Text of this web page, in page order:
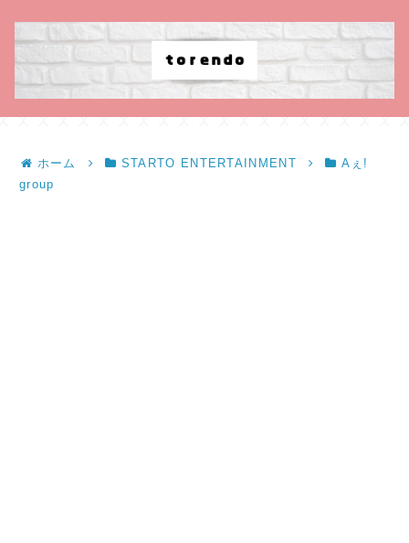
ホーム STARTO ENTERTAINMENT
Aぇ!
group